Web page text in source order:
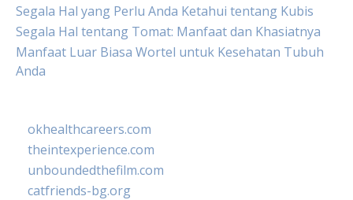
Segala Hal yang Perlu Anda Ketahui tentang Kubis
Segala Hal tentang Tomat: Manfaat dan Khasiatnya
Manfaat Luar Biasa Wortel untuk Kesehatan Tubuh
Anda
okhealthcareers.com
theintexperience.com
unboundedthefilm.com
catfriends-bg.org